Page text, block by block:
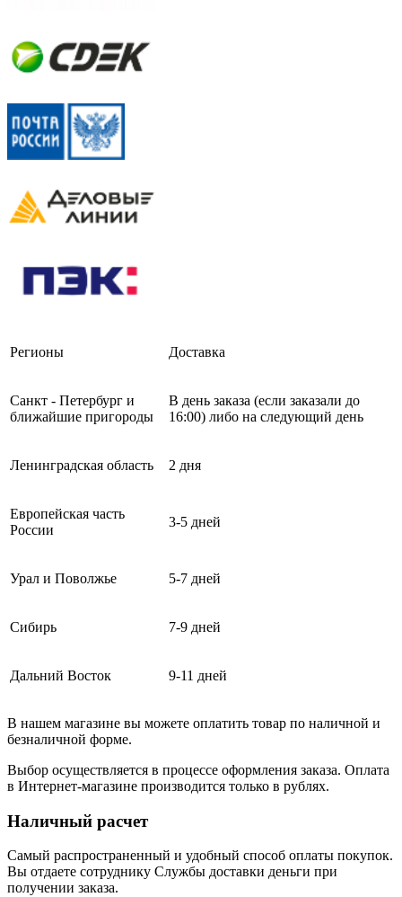
Регионы Доставка
Санкт - Петербург и
ближайшие пригороды
В день заказа (если заказали до
16:00) либо на следующий день
Ленинградская область 2 дня
Европейская часть
России
3-5 дней
Урал и Поволжье 5-7 дней
Сибирь 7-9 дней
Дальний Восток 9-11 дней
В нашем магазине вы можете оплатить товар по наличной и
безналичной форме.
Выбор осуществляется в процессе оформления заказа. Оплата
в Интернет-магазине производится только в рублях.
Наличный расчет
Самый распространенный и удобный способ оплаты покупок.
Вы отдаете сотруднику Службы доставки деньги при
получении заказа.